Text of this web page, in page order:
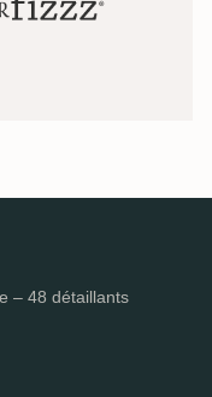
– 48 détaillants